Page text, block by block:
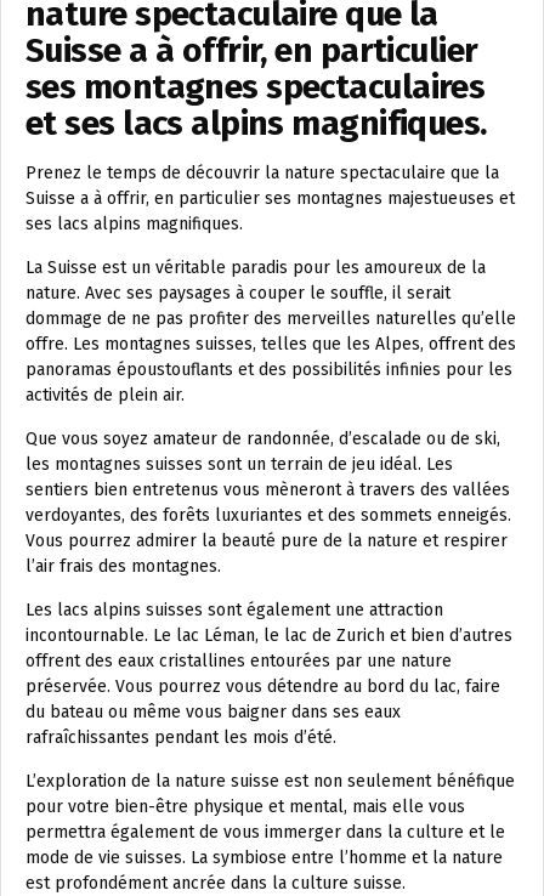
nature spectaculaire que la
Suisse a à offrir, en particulier
ses montagnes spectaculaires
et ses lacs alpins magnifiques.
Prenez le temps de découvrir la nature spectaculaire que la
Suisse a à offrir, en particulier ses montagnes majestueuses et
ses lacs alpins magnifiques.
La Suisse est un véritable paradis pour les amoureux de la
nature. Avec ses paysages à couper le souffle, il serait
dommage de ne pas profiter des merveilles naturelles qu’elle
offre. Les montagnes suisses, telles que les Alpes, offrent des
panoramas époustouflants et des possibilités infinies pour les
activités de plein air.
Que vous soyez amateur de randonnée, d’escalade ou de ski,
les montagnes suisses sont un terrain de jeu idéal. Les
sentiers bien entretenus vous mèneront à travers des vallées
verdoyantes, des forêts luxuriantes et des sommets enneigés.
Vous pourrez admirer la beauté pure de la nature et respirer
l’air frais des montagnes.
Les lacs alpins suisses sont également une attraction
incontournable. Le lac Léman, le lac de Zurich et bien d’autres
offrent des eaux cristallines entourées par une nature
préservée. Vous pourrez vous détendre au bord du lac, faire
du bateau ou même vous baigner dans ses eaux
rafraîchissantes pendant les mois d’été.
L’exploration de la nature suisse est non seulement bénéfique
pour votre bien-être physique et mental, mais elle vous
permettra également de vous immerger dans la culture et le
mode de vie suisses. La symbiose entre l’homme et la nature
est profondément ancrée dans la culture suisse.